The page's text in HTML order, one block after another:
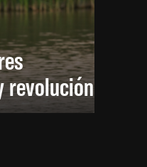
revolución